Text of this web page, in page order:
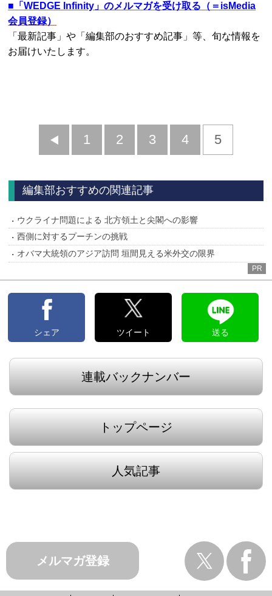
■ 「WEDGE Infinity」のメルマガを受け取る（＝isMedia
会員登録）
「最新記事」や「編集部のおすすめ記事」等、旬な情報を
お届けいたします。
前
1 2 3 4 5
編集部おすすめの関連記事
ウクライナ問題による 北方領土と尖閣への影響
西側に対するプーチンの挑戦
オバマ大統領のアジア訪問 垣間見える米外交の限界
PR
シェア ツイート 送る
連載バックナンバー
トップページ
人気記事
メルマガ登録